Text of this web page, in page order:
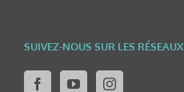
SUIVEZ-NOUS SUR LES RÉSEAUX